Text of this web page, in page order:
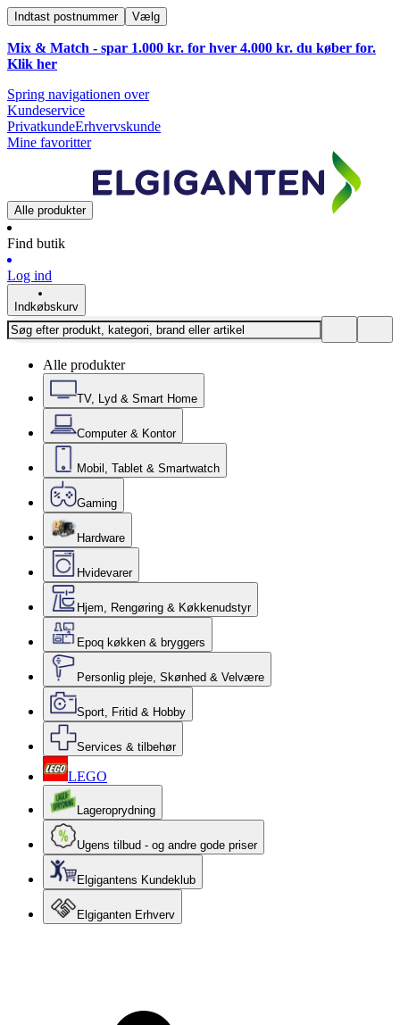
Indtast postnummer Vælg
Mix & Match - spar 1.000 kr. for hver 4.000 kr. du køber for.
Klik her
Spring navigationen over
Kundeservice
PrivatkundeErhvervskunde
Mine favoritter
Alle produkter
Find butik
Log ind
Indkøbskurv
Alle produkter
TV, Lyd & Smart Home
Computer & Kontor
Mobil, Tablet & Smartwatch
Gaming
Hardware
Hvidevarer
Hjem, Rengøring & Køkkenudstyr
Epoq køkken & bryggers
Personlig pleje, Skønhed & Velvære
Sport, Fritid & Hobby
Services & tilbehør
LEGO
Lageroprydning
Ugens tilbud - og andre gode priser
Elgigantens Kundeklub
Elgiganten Erhverv